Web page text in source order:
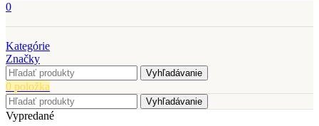
0
Kategórie
Značky
Vyhľadávanie
0 položka
Vyhľadávanie
Vypredané